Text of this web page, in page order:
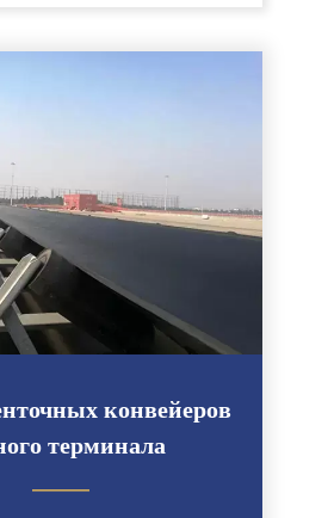
конвейеров
терминала
———